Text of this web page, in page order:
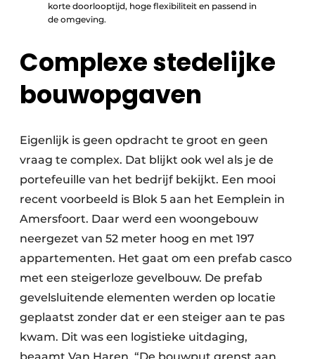
korte doorlooptijd, hoge flexibiliteit en passend in
de omgeving.
Complexe stedelijke
bouwopgaven
Eigenlijk is geen opdracht te groot en geen
vraag te complex. Dat blijkt ook wel als je de
portefeuille van het bedrijf bekijkt. Een mooi
recent voorbeeld is Blok 5 aan het Eemplein in
Amersfoort. Daar werd een woongebouw
neergezet van 52 meter hoog en met 197
appartementen. Het gaat om een prefab casco
met een steigerloze gevelbouw. De prefab
gevelsluitende elementen werden op locatie
geplaatst zonder dat er een steiger aan te pas
kwam. Dit was een logistieke uitdaging,